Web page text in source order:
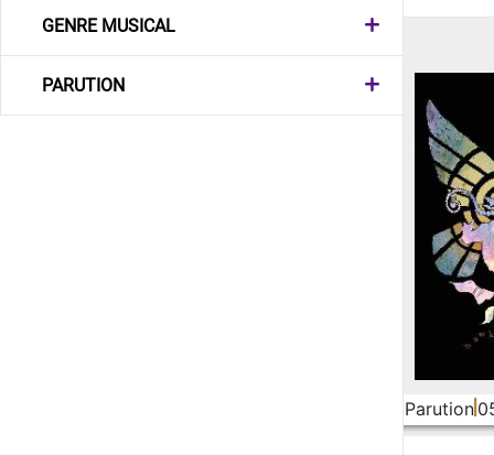
GENRE MUSICAL
PARUTION
Parution